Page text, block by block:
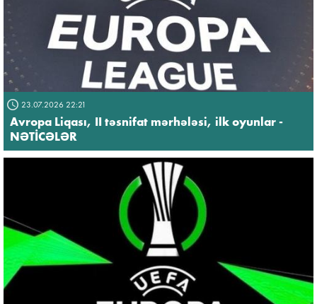
23.07.2026 22:21
Avropa Liqası, II təsnifat mərhələsi, ilk oyunlar -
NƏTİCƏLƏR